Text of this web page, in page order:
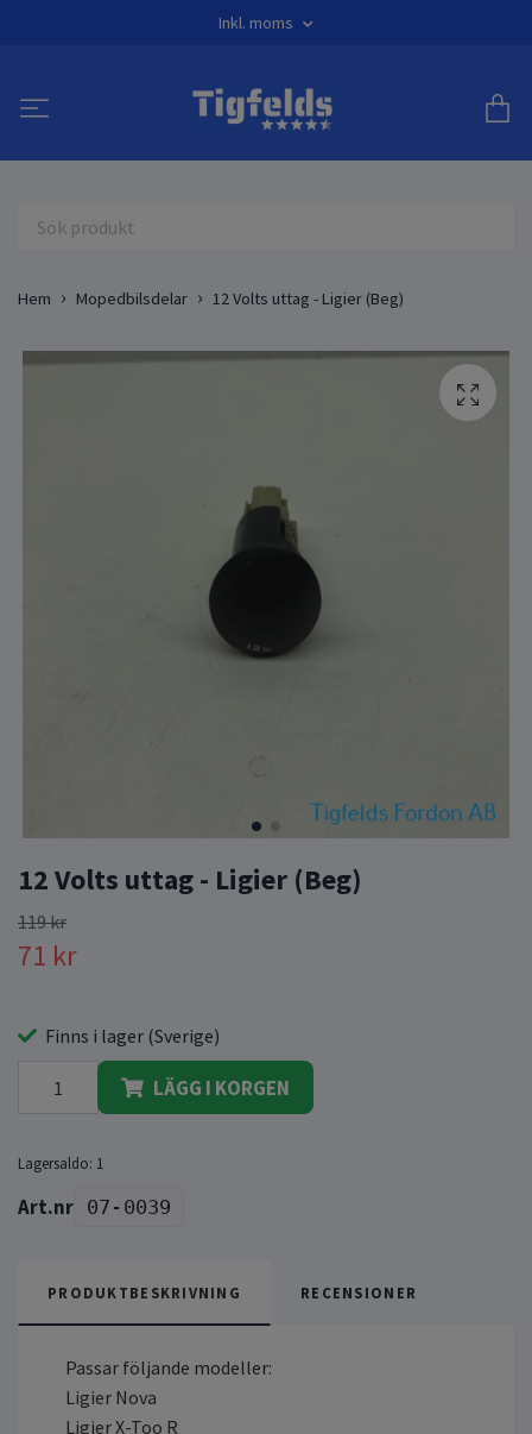
Inkl. moms
Hem Mopedbilsdelar 12 Volts uttag - Ligier (Beg)
12 Volts uttag - Ligier (Beg)
119 kr
71 kr
Finns i lager (Sverige)
LÄGG I KORGEN
Lagersaldo: 1
07-0039
PRODUKTBESKRIVNING RECENSIONER
Passar följande modeller:
Ligier Nova
Ligier X-Too R